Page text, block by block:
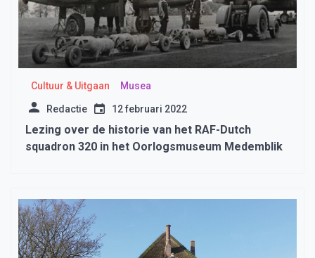
Cultuur & Uitgaan Musea
Redactie 12 februari 2022
Lezing over de historie van het RAF-Dutch
squadron 320 in het Oorlogsmuseum Medemblik